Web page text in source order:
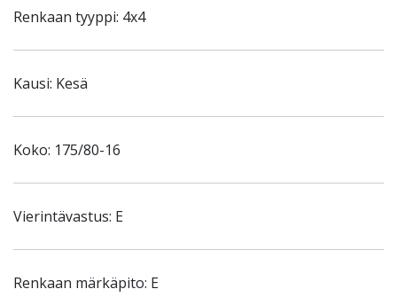
Renkaan tyyppi: 4x4
Kausi: Kesä
Koko: 175/80-16
Vierintävastus: E
Renkaan märkäpito: E